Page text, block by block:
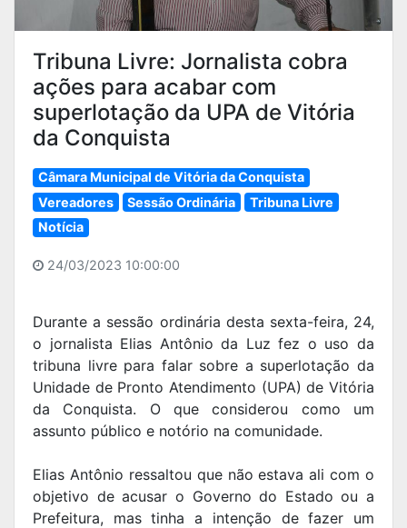
Tribuna Livre: Jornalista cobra
ações para acabar com
superlotação da UPA de Vitória
da Conquista
Câmara Municipal de Vitória da Conquista
Vereadores
Sessão Ordinária
Tribuna Livre
Notícia
24/03/2023 10:00:00
Durante a sessão ordinária desta sexta-feira, 24,
o jornalista Elias Antônio da Luz fez o uso da
tribuna livre para falar sobre a superlotação da
Unidade de Pronto Atendimento (UPA) de Vitória
da Conquista. O que considerou como um
assunto público e notório na comunidade.
Elias Antônio ressaltou que não estava ali com o
objetivo de acusar o Governo do Estado ou a
Prefeitura, mas tinha a intenção de fazer um